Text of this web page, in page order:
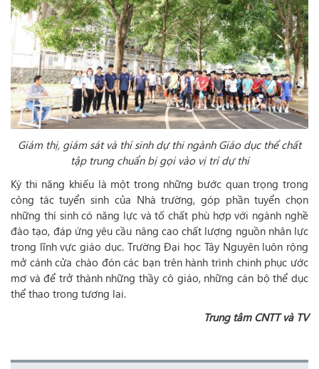
Giám thị, giám sát và thí sinh dự thi ngành Giáo dục thể chất
tập trung chuẩn bị gọi vào vị trí dự thi
Kỳ thi năng khiếu là một trong những bước quan trọng trong
công tác tuyển sinh của Nhà trường, góp phần tuyển chọn
những thí sinh có năng lực và tố chất phù hợp với ngành nghề
đào tạo, đáp ứng yêu cầu nâng cao chất lượng nguồn nhân lực
trong lĩnh vực giáo dục. Trường Đại học Tây Nguyên luôn rộng
mở cánh cửa chào đón các bạn trên hành trình chinh phục ước
mơ và để trở thành những thầy cô giáo, những cán bộ thể dục
thể thao trong tương lai.
Trung tâm CNTT và TV